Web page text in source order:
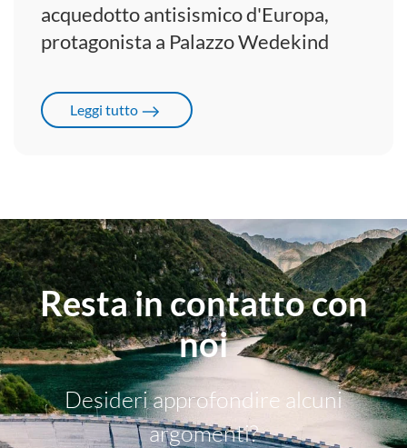
acquedotto antisismico d'Europa,
protagonista a Palazzo Wedekind
Leggi tutto
Resta in contattocon
noi
Desideri approfondire alcuni
argomenti?